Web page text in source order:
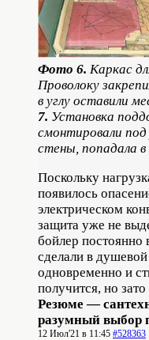
Фото 6. Каркас
Проволоку
в углу оставили
7. Установка
смонтировали
стены, попадала в
Поскольку
появилось
электрическом
защита уже не
бойлер постоянно
сделали в
одновременно и
получится, но
Резюме —
разумный выбор
12 Июл'21 в 11:45 #528363